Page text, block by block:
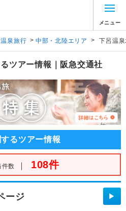
メニュー
温泉旅行 > 中部・北陸エリア > 下呂温
ツアー情報｜阪急交通社
るツアー情報
件数 ｜ 108件
ージ ▶